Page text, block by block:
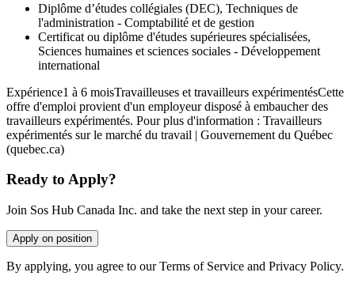
Diplôme d’études collégiales (DEC), Techniques de
l'administration - Comptabilité et de gestion
Certificat ou diplôme d'études supérieures spécialisées,
Sciences humaines et sciences sociales - Développement
international
Expérience1 à 6 moisTravailleuses et travailleurs expérimentésCette
offre d'emploi provient d'un employeur disposé à embaucher des
travailleurs expérimentés. Pour plus d'information : Travailleurs
expérimentés sur le marché du travail | Gouvernement du Québec
(quebec.ca)
Ready to Apply?
Join Sos Hub Canada Inc. and take the next step in your career.
Apply on position
By applying, you agree to our Terms of Service and Privacy Policy.